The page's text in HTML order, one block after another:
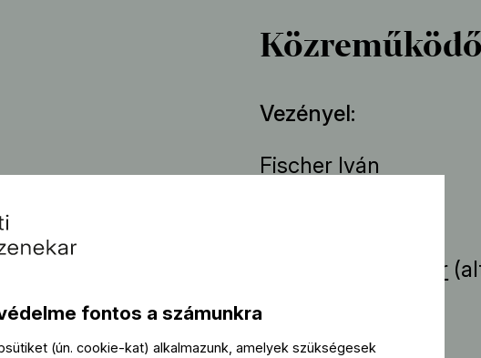
Vezényel
Fischer Iván
Gerhild Romberger
Közreműködik
fontos a számunkra
(ún. cookie-kat) alkalmazunk, amelyek szükségesek